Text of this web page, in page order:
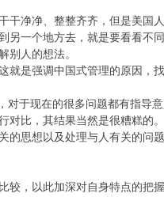
净净、整整齐齐，但是美国
另一个地方去，就是要看看不
别人的想法。
就是强调中国式管理的原因，
于现在的很多问题都有指导
比，其结果当然是很糟糕的。
的思想以及处理与人有关的问
，以此加深对自身特点的把